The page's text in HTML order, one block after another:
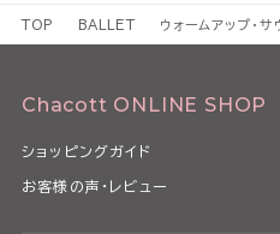
TOP BALLET ウォームアップ・サ
Chacott ONLINE SHOP
ショッピングガイド
お客様の声・レビュー